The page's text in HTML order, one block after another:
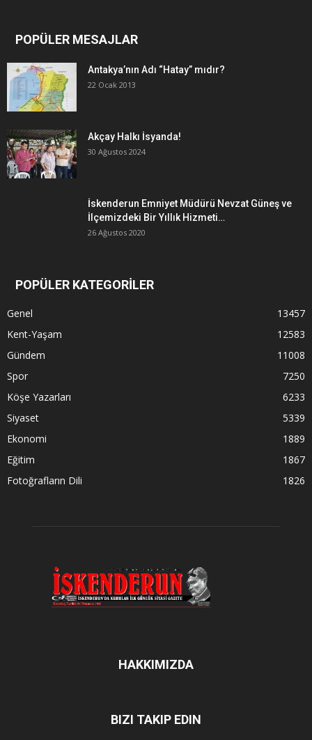
POPÜLER MESAJLAR
Antakya’nın Adı “Hatay” mıdır?
22 Ocak 2013
Akçay Halkı İsyanda!
30 Ağustos 2024
İskenderun Emniyet Müdürü Nevzat Güneş ve
İlçemizdeki Bir Yıllık Hizmeti…
26 Ağustos 2020
POPÜLER KATEGORİLER
Genel
13457
Kent-Yaşam
12583
Gündem
11008
Spor
7250
Köşe Yazarları
6233
Siyaset
5339
Ekonomi
1889
Eğitim
1867
Fotoğrafların Dili
1826
HAKKIMIZDA
BIZI TAKIP EDIN